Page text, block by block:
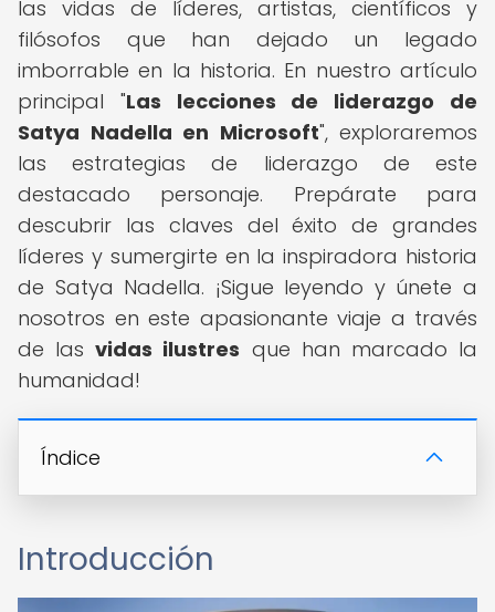
las vidas de líderes, artistas, científicos y
filósofos que han dejado un legado
imborrable en la historia. En nuestro artículo
principal "Las lecciones de liderazgo de
Satya Nadella en Microsoft", exploraremos
las estrategias de liderazgo de este
destacado personaje. Prepárate para
descubrir las claves del éxito de grandes
líderes y sumergirte en la inspiradora historia
de Satya Nadella. ¡Sigue leyendo y únete a
nosotros en este apasionante viaje a través
de lasvidas ilustres que han marcado la
humanidad!
Índice
Introducción